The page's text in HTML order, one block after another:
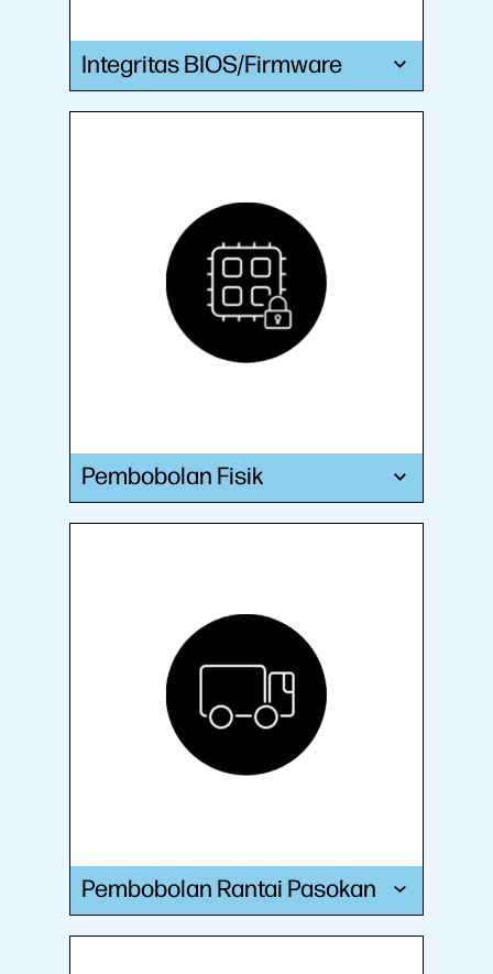
Integritas BIOS/Firmware
Pembobolan Fisik
Pembobolan Rantai Pasokan